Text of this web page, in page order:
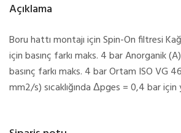
Açıklama
Boru hattı montajı için Spin-On filtresi
için basınç farkı maks. 4 bar Anorganik
basınç farkı maks. 4 bar Ortam ISO VG
mm2/s) sıcaklığında Δpges = 0,4 bar